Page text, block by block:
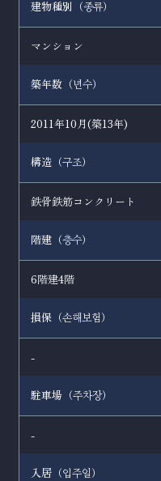
建物種別（종류）
マンション
築年数（년수）
2011年10月(築13年)
構造（구조）
鉄骨鉄筋コンクリート
階建（층수）
6階建4階
損保（손해보험 ）
-
駐車場（주차장）
-
入居（입주일 ）